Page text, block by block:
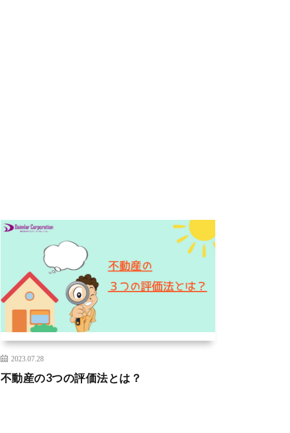
2023.07.28
不動産の3つの評価法とは？